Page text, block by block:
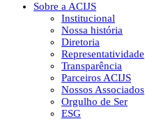
Sobre a ACIJS
Institucional
Nossa história
Diretoria
Representatividade
Transparência
Parceiros ACIJS
Nossos Associados
Orgulho de Ser
ESG